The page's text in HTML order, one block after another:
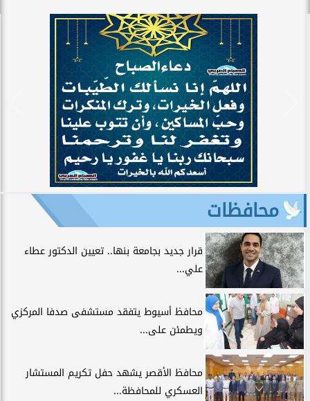
محافظات
قرار جديد بجامعة بنها.. تعيين الدكتور عطاء
علي...
محافظ أسيوط يتفقد مستشفى صدفا المركزي
ويطمئن على...
محافظ الأقصر يشهد حفل تكريم المستشار
العسكري للمحافظة...